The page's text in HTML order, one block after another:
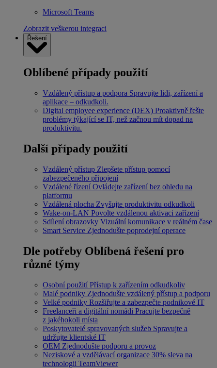
Microsoft Teams
Zobrazit veškerou integraci
Řešení
Oblíbené případy použití
Vzdálený přístup a podpora Spravujte lidi, zařízení a
aplikace – odkudkoli.
Digital employee experience (DEX) Proaktivně řešte
problémy týkající se IT, než začnou mít dopad na
produktivitu.
Další případy použití
Vzdálený přístup Zlepšete přístup pomocí
zabezpečeného připojení
Vzdálené řízení Ovládejte zařízení bez ohledu na
platformu
Vzdálená plocha Zvyšujte produktivitu odkudkoli
Wake-on-LAN Povolte vzdálenou aktivaci zařízení
Sdílení obrazovky Vizuální komunikace v reálném čase
Smart Service Zjednodušte poprodejní operace
Dle potřeby Oblíbená řešení pro
různé týmy
Osobní použití Přístup k zařízením odkudkoliv
Malé podniky Zjednodušte vzdálený přístup a podporu
Velké podniky Rozšiřujte a zabezpečte podnikové IT
Freelanceři a digitální nomádi Pracujte bezpečně
z jakéhokoli místa
Poskytovatelé spravovaných služeb Spravujte a
udržujte klientské IT
OEM Zjednodušte podporu a provoz
Neziskové a vzdělávací organizace 30% sleva na
technologii TeamViewer